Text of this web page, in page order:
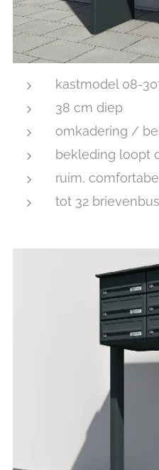
kastmodel 08-
38 cm diep
omkadering /
bekleding loopt
ruim,
tot 32